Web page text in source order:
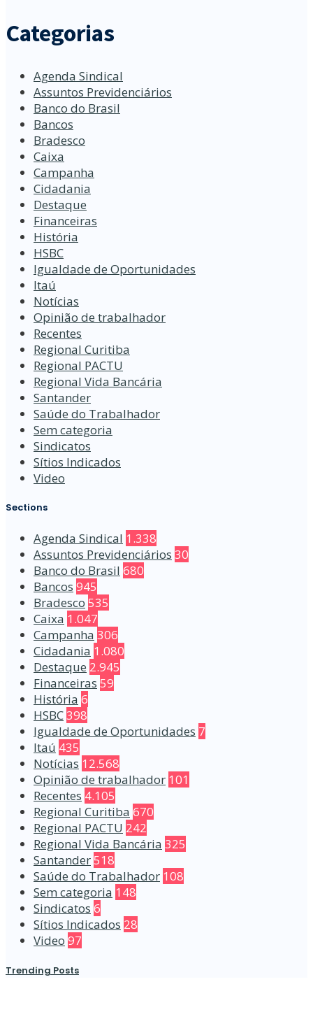
Categorias
Agenda Sindical
Assuntos Previdenciários
Banco do Brasil
Bancos
Bradesco
Caixa
Campanha
Cidadania
Destaque
Financeiras
História
HSBC
Igualdade de Oportunidades
Itaú
Notícias
Opinião de trabalhador
Recentes
Regional Curitiba
Regional PACTU
Regional Vida Bancária
Santander
Saúde do Trabalhador
Sem categoria
Sindicatos
Sítios Indicados
Video
Sections
Agenda Sindical 1.338
Assuntos Previdenciários 30
Banco do Brasil 680
Bancos 945
Bradesco 535
Caixa 1.047
Campanha 306
Cidadania 1.080
Destaque 2.945
Financeiras 59
História 6
HSBC398
Igualdade de Oportunidades 7
Itaú 435
Notícias 12.568
Opinião de trabalhador 101
Recentes 4.105
Regional Curitiba 670
Regional PACTU 242
Regional Vida Bancária 325
Santander518
Saúde do Trabalhador 108
Sem categoria 148
Sindicatos 6
Sítios Indicados 28
Video 97
Trending Posts